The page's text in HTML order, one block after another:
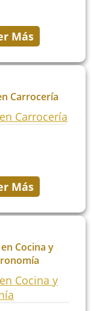
Más
Carrocería
Más
Cocina y